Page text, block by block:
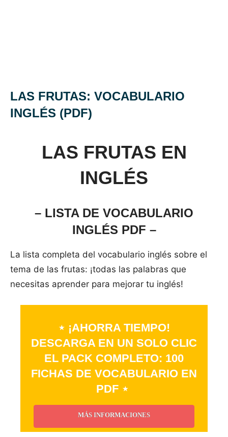
LAS FRUTAS: VOCABULARIO
INGLÉS (PDF)
LAS FRUTAS EN
INGLÉS
– LISTA DE VOCABULARIO
INGLÉS PDF –
La lista completa del vocabulario inglés sobre el
tema de las frutas: ¡todas las palabras que
necesitas aprender para mejorar tu inglés!
⋆ ¡AHORRA TIEMPO!
DESCARGA EN UN SOLO CLIC
EL PACK COMPLETO: 100
FICHAS DE VOCABULARIO EN
PDF ⋆
MÁS INFORMACIONES